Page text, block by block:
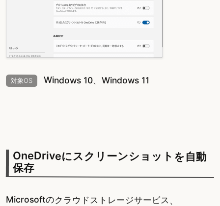
対象OS Windows 10、Windows 11
OneDriveにスクリーンショットを自動
保存
Microsoftのクラウドストレージサービス、